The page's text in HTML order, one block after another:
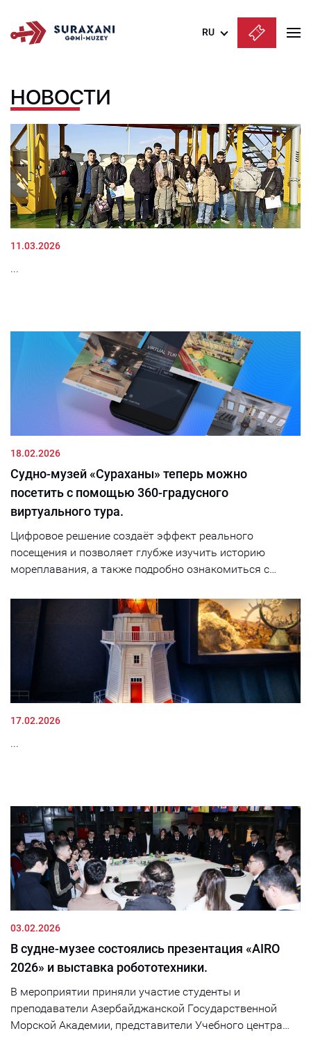
RU
НОВОСТИ
11.03.2026
...
18.02.2026
Судно-музей «Сураханы» теперь можно
посетить с помощью 360-градусного
виртуального тура.
Цифровое решение создаёт эффект реального
посещения и позволяет глубже изучить историю
мореплавания, а также подробно ознакомиться с
уникальными экспонатами и макетами....
17.02.2026
...
03.02.2026
В судне-музее состоялись презентация «AIRO
2026» и выставка робототехники.
В мероприятии приняли участие студенты и
преподаватели Азербайджанской Государственной
Морской Академии, представители Учебного центра